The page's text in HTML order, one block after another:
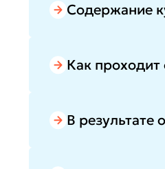
Содержание
Как проходит
В результате